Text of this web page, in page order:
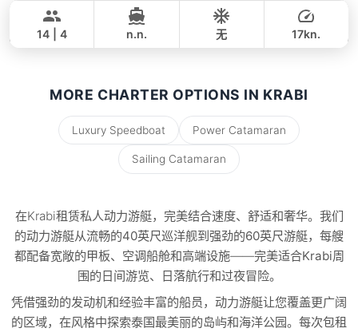
109,000 THB
101,200 THB
APREAMARE / FERRETTI 51FT
153,000 THB
14 | 4 n.n. 无 17kn.
MORE CHARTER OPTIONS IN KRABI
Luxury Speedboat Power Catamaran
Sailing Catamaran
在Krabi租赁私人动力游艇，完美结合速度、舒适和奢华。我们
的动力游艇从流畅的40英尺巡洋舰到强劲的60英尺游艇，每艘
都配备宽敞的甲板、空调船舱和高端设施——完美适合Krabi周
围的日间游览、日落航行和过夜冒险。
凭借强劲的发动机和经验丰富的船员，动力游艇让您覆盖更广阔
的区域，在风格中探索泰国最美丽的岛屿和海洋公园。每次包租